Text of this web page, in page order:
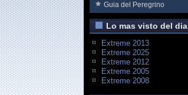
Guia del Peregrino
Lo mas visto del dia
Extreme 2013
Extreme 2025
Extreme 2012
Extreme 2005
Extreme 2008